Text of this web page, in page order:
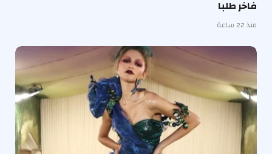
فاخر طلبا
منذ 22 ساعة